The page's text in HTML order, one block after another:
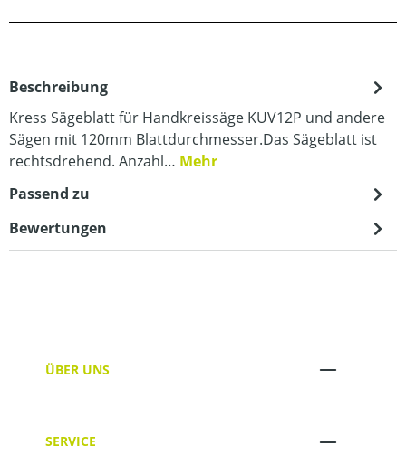
Beschreibung
Kress Sägeblatt für Handkreissäge KUV12P und andere
Sägen mit 120mm Blattdurchmesser.Das Sägeblatt ist
rechtsdrehend. Anzahl… Mehr
Passend zu
Bewertungen
ÜBER UNS
SERVICE